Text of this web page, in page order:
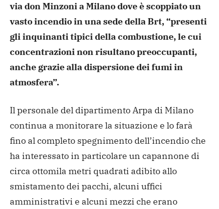
via don Minzoni aMilano dove è scoppiato un
vasto incendio in una sede della Brt,“presenti
gli inquinanti tipici della combustione, le cui
concentrazioni non risultano preoccupanti,
anche grazie alladispersione dei fumi in
atmosfera”.
Il personale del dipartimento Arpa di Milano
continua a monitorare la situazione e lo farà
fino al completo spegnimento dell’incendio che
ha interessato in particolare un capannone di
circa ottomila metri quadrati adibito allo
smistamento dei pacchi, alcuni uffici
amministrativi e alcuni mezzi che erano